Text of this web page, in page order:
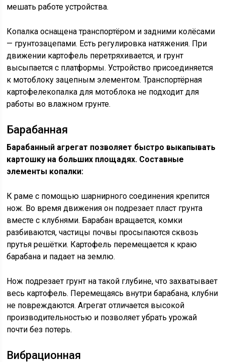
мешать работе устройства.
Копалка оснащена транспортёром и задними колёсами
— грунтозацепами. Есть регулировка натяжения. При
движении картофель перетряхивается, и грунт
высыпается с платформы. Устройство присоединяется
к мотоблоку зацепным элементом. Транспортёрная
картофелекопалка для мотоблока не подходит для
работы во влажном грунте.
Барабанная
Барабанный агрегат позволяет быстро выкапывать
картошку на больших площадях. Составные
элементы копалки:
К раме с помощью шарнирного соединения крепится
нож. Во время движения он подрезает пласт грунта
вместе с клубнями. Барабан вращается, комки
разбиваются, частицы почвы просыпаются сквозь
прутья решётки. Картофель перемещается к краю
барабана и падает на землю.
Нож подрезает грунт на такой глубине, что захватывает
весь картофель. Перемещаясь внутри барабана, клубни
не повреждаются. Агрегат отличается высокой
производительностью и позволяет убрать урожай
почти без потерь.
Вибрационная